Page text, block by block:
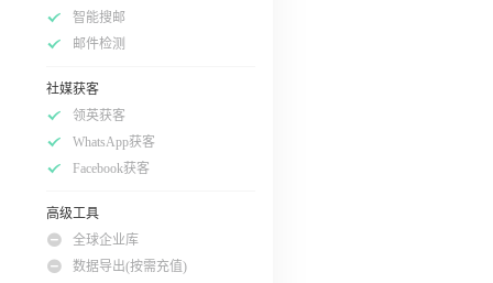
智能搜邮
邮件检测
社媒获客
领英获客
WhatsApp获客
Facebook获客
高级工具
全球企业库
数据导出(按需充值)